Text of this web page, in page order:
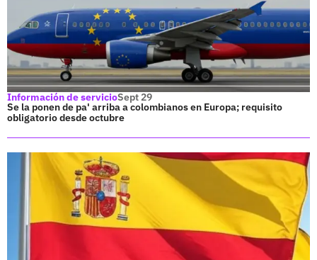
Información de servicioSept 29
Se la ponen de pa' arriba a colombianos en Europa; requisito
obligatorio desde octubre